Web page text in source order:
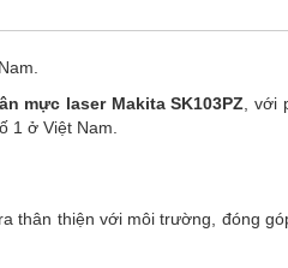
mực laser Makita SK103PZ , với
1 ở Việt Nam.
thân thiện với môi trường, đóng